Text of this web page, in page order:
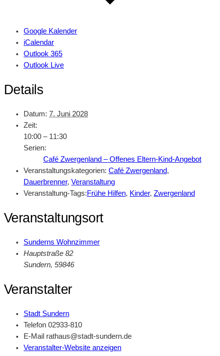
Google Kalender
iCalendar
Outlook 365
Outlook Live
Details
Datum: 7. Juni 2028
Zeit:
10:00 – 11:30
Serien:
Café Zwergenland – Offenes Eltern-Kind-Angebot
Veranstaltungskategorien: Café Zwergenland,
Dauerbrenner, Veranstaltung
Veranstaltung-Tags:Frühe Hilfen, Kinder, Zwergenland
Veranstaltungsort
Sunderns Wohnzimmer
Hauptstraße 82
Sundern, 59846
Veranstalter
Stadt Sundern
Telefon 02933-810
E-Mail rathaus@stadt-sundern.de
Veranstalter-Website anzeigen